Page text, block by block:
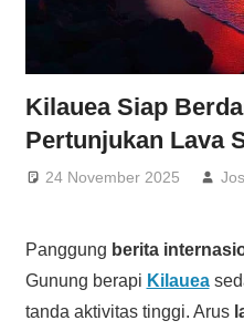
Kilauea Siap
Pertunjukan Lava
24 November 2025
Panggung berita
Gunung berapi Kilauea
tanda aktivitas tinggi. Arus